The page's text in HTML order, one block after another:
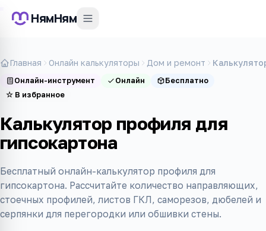
НямНям
Главная Онлайн калькуляторы Дом и ремонт
Онлайн-инструмент Онлайн
Бесплатно
☆ В избранное
Калькулятор профиля для
гипсокартона
Бесплатный онлайн-калькулятор профиля для
гипсокартона. Рассчитайте количество направляющих,
стоечных профилей, листов ГКЛ, саморезов, дюбелей и
серпянки для перегородки или обшивки стены.